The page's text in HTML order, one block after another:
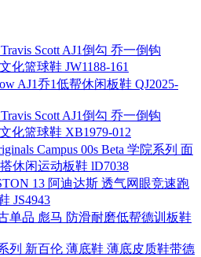
Scott AJ1倒勾 乔一倒钩
化篮球鞋 JW1188-161
AJ1乔1低帮休闲板鞋 QJ2025-
Scott AJ1倒勾 乔一倒钩
化篮球鞋 XB1979-012
Campus 00s Beta 学院系列 面
休闲运动板鞋 lD7038
13 阿迪达斯 透气网眼竞速跑
JS4943
单品 彪马 防滑耐磨低帮德训板鞋
列 新百伦 薄底鞋 薄底皮质鞋带德